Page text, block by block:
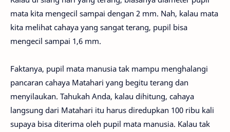
mata kita mengecil sampai dengan 2 mm. Nah, kalau mata
kita melihat cahaya yang sangat terang, pupil bisa
mengecil sampai 1,6 mm.
Faktanya, pupil mata manusia tak mampu menghalangi
pancaran cahaya Matahari yang begitu terang dan
menyilaukan. Tahukah Anda, kalau dihitung, cahaya
langsung dari Matahari itu harus diredupkan 100 ribu kali
supaya bisa diterima oleh pupil mata manusia. Kalau tak